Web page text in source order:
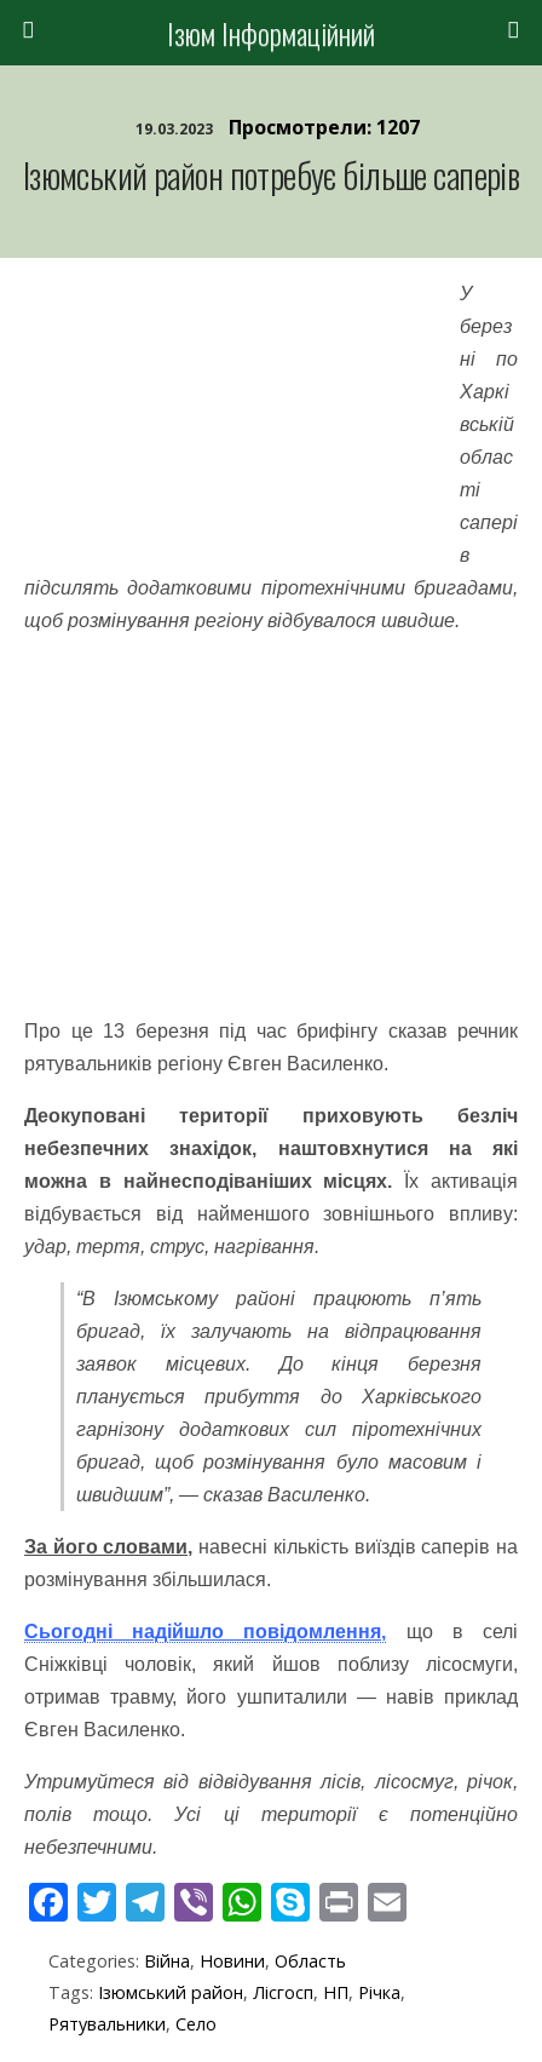
Ізюм Інформаційний
19.03.2023 Просмотрели: 1207
Ізюмський район потребує більше саперів
У
берез
ні по
Харкі
вській
облас
ті
сапері
в
підсилять додатковими піротехнічними бригадами,
щоб розмінування регіону відбувалося швидше.
Про це 13 березня під час брифінгу сказав речник
рятувальників регіону Євген Василенко.
Деокуповані території приховують безліч
небезпечних знахідок, наштовхнутися на які
можна в найнесподіваніших місцях. Їх активація
відбувається від найменшого зовнішнього впливу:
удар, тертя, струс, нагрівання.
“В Ізюмському районі працюють п’ять
бригад, їх залучають на відпрацювання
заявок місцевих. До кінця березня
планується прибуття до Харківського
гарнізону додаткових сил піротехнічних
бригад, щоб розмінування було масовим і
швидшим”, — сказав Василенко.
За його словами, навесні кількість виїздів саперів на
розмінування збільшилася.
Сьогодні надійшло повідомлення, що в селі
Сніжківці чоловік, який йшов поблизу лісосмуги,
отримав травму, його ушпиталили — навів приклад
Євген Василенко.
Утримуйтеся від відвідування лісів, лісосмуг, річок,
полів тощо. Усі ці території є потенційно
небезпечними.
F
e
b
T
itt
er
T
el
e
gr
Vi
er
W
at
S
y
p
Pr
t
Categories: Війна, Новини, Область
Tags: Ізюмський район, Лісгосп, НП, Річка,
Рятувальники, Село